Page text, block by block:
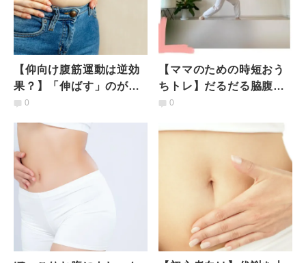
【仰向け腹筋運動は逆効
果？】「伸ばす」のが重
要！簡単お腹凹ませスト
0
【ママのための時短おう
ちトレ】だるだる脇腹に
効かせる！抱っこ中でも
0